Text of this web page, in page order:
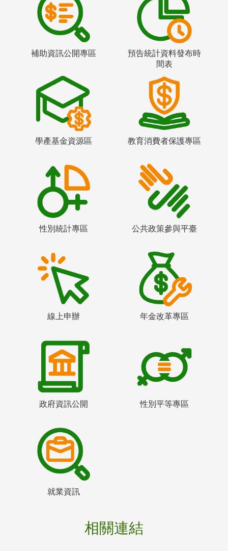
補助資訊公開專區
預告統計資料發布時
間表
學產基金資源區 教育消費者保護專區
性別統計專區 公共政策參與平臺
線上申辦 年金改革專區
政府資訊公開 性別平等專區
就業資訊
相關連結